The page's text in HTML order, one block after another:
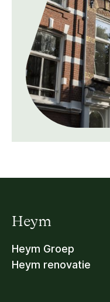
Heym
Heym Groep
Heym renovatie